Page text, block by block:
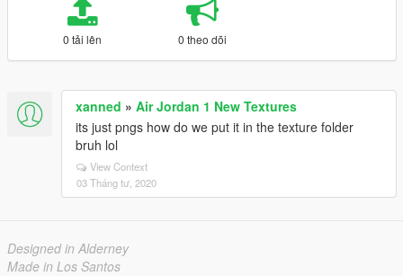
0 tải lên 0 theo dõi
xanned » Air Jordan 1 New Textures
its just pngs how do we put it in the texture folder
bruh lol
View Context
03 Tháng tư, 2020
Designed in Alderney
Made in Los Santos